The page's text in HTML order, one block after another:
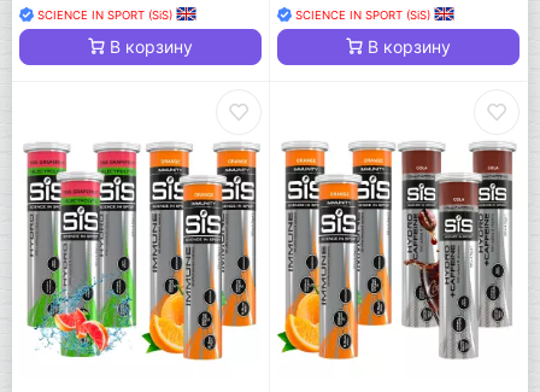
SCIENCE IN SPORT (SiS)
В корзину
SCIENCE IN SPORT (SiS)
В корзину